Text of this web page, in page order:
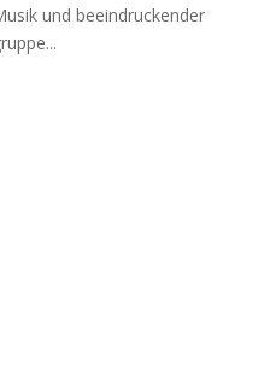
und beein­dru­cken­der